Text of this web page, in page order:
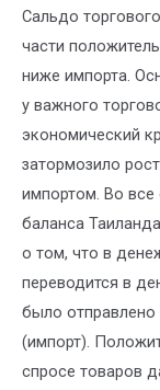
Сальдо
части
ниже импорта.
у важного
экономический
затормозило
импортом. Во все
баланса
о том, что в
переводится в
было отправлено
(импорт).
спросе товаров